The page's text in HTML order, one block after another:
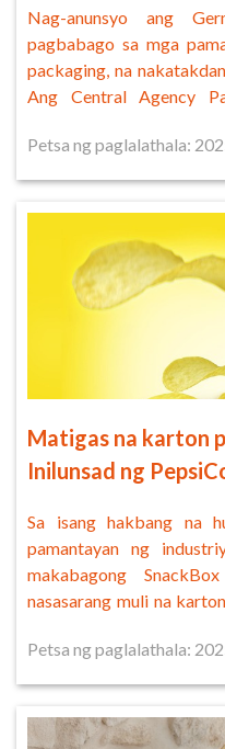
Ekonomiya
Nag-anunsyo ang
pagbabago sa mga
packaging, na
Ang Central Agency
Petsa ng paglalathala:
Matigas na karton
Inilunsad ng
Sa isang hakbang na
pamantayan ng
makabagong
nasasarang muli na
Petsa ng paglalathala: